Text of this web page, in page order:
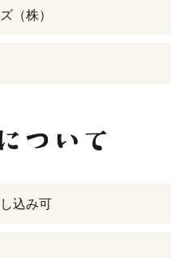
（株）
込み可